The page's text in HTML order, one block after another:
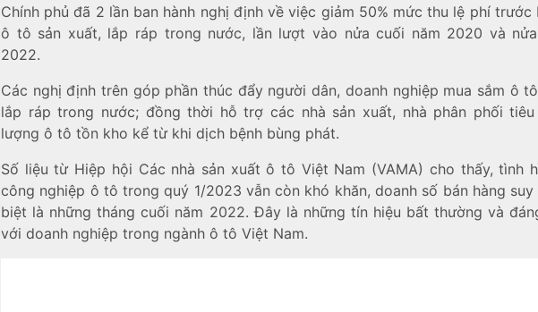
Chính phủ đã 2 lần ban hành nghị định về việc giảm 50% mức thu lệ phí
ô tô sản xuất, lắp ráp trong nước, lần lượt vào nửa cuối năm 2020 và
2022.
Các nghị định trên góp phần thúc đẩy người dân, doanh nghiệp mua sắm ô
lắp ráp trong nước; đồng thời hỗ trợ các nhà sản xuất, nhà phân phối
lượng ô tô tồn kho kể từ khi dịch bệnh bùng phát.
Số liệu từ Hiệp hội Các nhà sản xuất ô tô Việt Nam (VAMA) cho thấy, tình
công nghiệp ô tô trong quý 1/2023 vẫn còn khó khăn, doanh số bán hàng suy
biệt là những tháng cuối năm 2022. Đây là những tín hiệu bất thường và
với doanh nghiệp trong ngành ô tô Việt Nam.